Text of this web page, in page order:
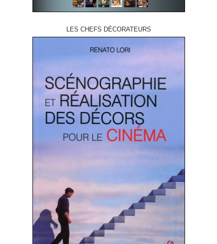
LES CHEFS DÉCORATEURS